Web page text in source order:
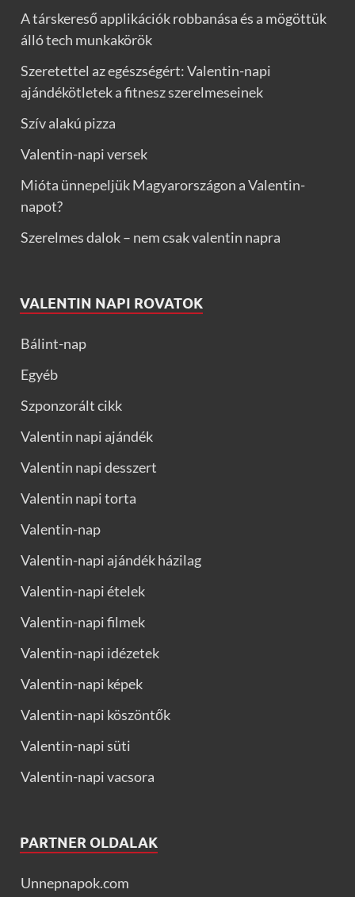
A társkereső applikációk robbanása és a mögöttük
álló tech munkakörök
Szeretettel az egészségért: Valentin-napi
ajándékötletek a fitnesz szerelmeseinek
Szív alakú pizza
Valentin-napi versek
Mióta ünnepeljük Magyarországon a Valentin-
napot?
Szerelmes dalok – nem csak valentin napra
VALENTIN NAPI ROVATOK
Bálint-nap
Egyéb
Szponzorált cikk
Valentin napi ajándék
Valentin napi desszert
Valentin napi torta
Valentin-nap
Valentin-napi ajándék házilag
Valentin-napi ételek
Valentin-napi filmek
Valentin-napi idézetek
Valentin-napi képek
Valentin-napi köszöntők
Valentin-napi süti
Valentin-napi vacsora
PARTNER OLDALAK
Unnepnapok.com